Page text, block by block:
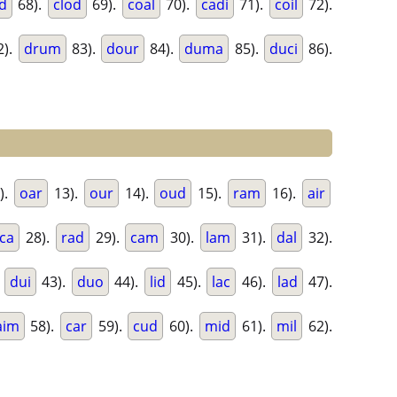
68). clod 69). coal 70). cadi 71). coil 72).
drum 83). dour 84). duma 85). duci 86).
oar 13). our 14). oud 15). ram 16). air
28). rad 29). cam 30). lam 31). dal 32).
dui 43). duo 44). lid 45). lac 46). lad 47).
58). car 59). cud 60). mid 61). mil 62).